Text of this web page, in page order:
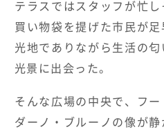
テラスではスタッフが忙し
買い物袋を提げた市民が
光地でありながら生活の
光景に出会った。
そんな広場の中央で、フ
ダーノ・ブルーノの像が